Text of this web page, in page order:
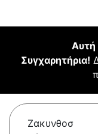
Αυτή
Συγχαρητήρια!
Ζακυνθοσ